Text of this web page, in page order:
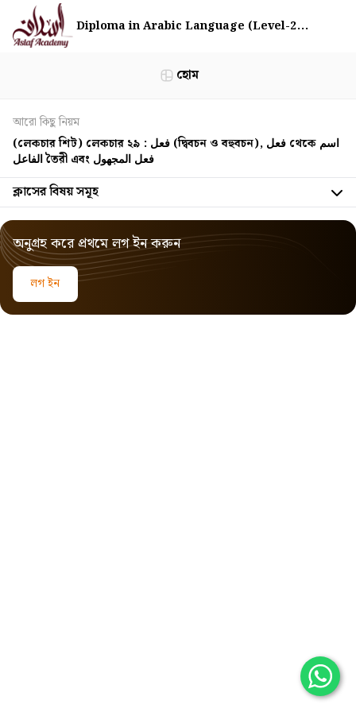
Diploma in Arabic Language (Level-2...
হোম
আরো কিছু নিয়ম
(লেকচার শিট) লেকচার ২৯ : فعل (দ্বিবচন ও বহুবচন), فعل থেকে اسم
الفاعل তৈরী এবং فعل المجهول
ক্লাসের বিষয় সমূহ
অনুগ্রহ করে প্রথমে লগ ইন করুন
লগ ইন